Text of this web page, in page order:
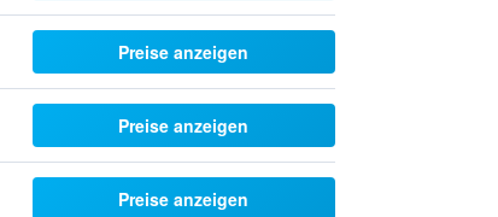
Preise anzeigen
Preise anzeigen
Preise anzeigen